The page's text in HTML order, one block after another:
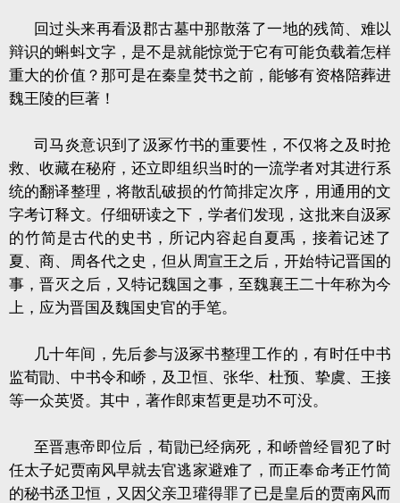
回过头来再看汲郡古墓中那散落了一地的残简、难以
辩识的蝌蚪文字，是不是就能惊觉于它有可能负载着怎样
重大的价值？那可是在秦皇焚书之前，能够有资格陪葬进
魏王陵的巨著！
司马炎意识到了汲冢竹书的重要性，不仅将之及时抢
救、收藏在秘府，还立即组织当时的一流学者对其进行系
统的翻译整理，将散乱破损的竹简排定次序，用通用的文
字考订释文。仔细研读之下，学者们发现，这批来自汲冢
的竹简是古代的史书，所记内容起自夏禹，接着记述了
夏、商、周各代之史，但从周宣王之后，开始特记晋国的
事，晋灭之后，又特记魏国之事，至魏襄王二十年称为今
上，应为晋国及魏国史官的手笔。
几十年间，先后参与汲冢书整理工作的，有时任中书
监荀勖、中书令和峤，及卫恒、张华、杜预、挚虞、王接
等一众英贤。其中，著作郎束皙更是功不可没。
至晋惠帝即位后，荀勖已经病死，和峤曾经冒犯了时
任太子妃贾南风早就去官逃家避难了，而正奉命考正竹简
的秘书丞卫恒，又因父亲卫瓘得罪了已是皇后的贾南风而